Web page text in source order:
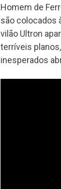
Homem de
são colocados
vilão Ultron
terríveis
inesperados